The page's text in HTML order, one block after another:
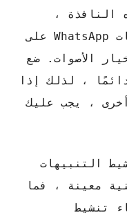
النافذة ،
لإلغاء تنشيط أصوات وتنبيهات WhatsApp على
الأصوات. ضع
، لذلك إذا
، يجب عليك
التنبيهات
معينة ، فما
تنشيط